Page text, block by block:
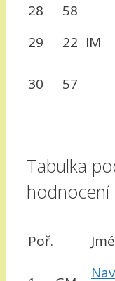
28
58
29
22 IM
30 57
Tabulka
Poř.